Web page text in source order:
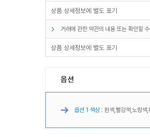
상품 상세정보에 별도 표기
거래에 관한 약관의 내용 또는 확인할
상품 상세정보에 별도 표기
옵션
옵션 1 색상 : 흰색,빨강색,노랑색